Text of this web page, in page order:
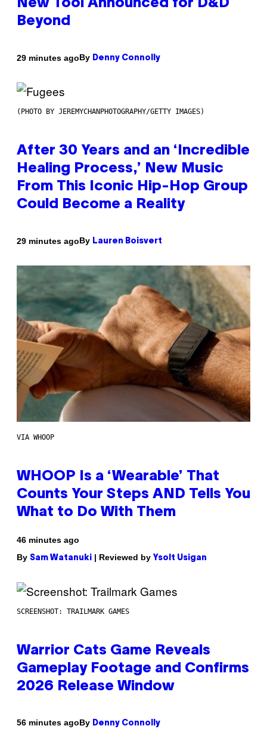
New Tool Announced for D&D
Beyond
29 minutes agoBy Denny Connolly
(PHOTO BY JEREMYCHANPHOTOGRAPHY/GETTY IMAGES)
After 30 Years and an ‘Incredible
Healing Process,’ New Music
From This Iconic Hip-Hop Group
Could Become a Reality
29 minutes agoBy Lauren Boisvert
VIA WHOOP
WHOOP Is a ‘Wearable’ That
Counts Your Steps AND Tells You
What to Do With Them
46 minutes ago
By Sam Watanuki | Reviewed by Ysolt Usigan
SCREENSHOT: TRAILMARK GAMES
Warrior Cats Game Reveals
Gameplay Footage and Confirms
2026 Release Window
56 minutes agoBy Denny Connolly